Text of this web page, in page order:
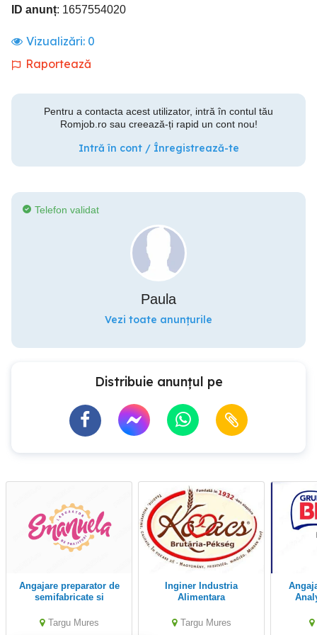
ID anunț: 1657554020
Vizualizări: 0
Raportează
Pentru a contacta acest utilizator, intră în contul tău
Romjob.ro sau creează-ți rapid un cont nou!
Intră în cont / Înregistrează-te
Telefon validat
Paula
Vezi toate anunțurile
Distribuie anunțul pe
Angajare preparator de
semifabricate si
Targu Mures
Inginer Industria
Alimentara
Targu Mures
Angajam Production